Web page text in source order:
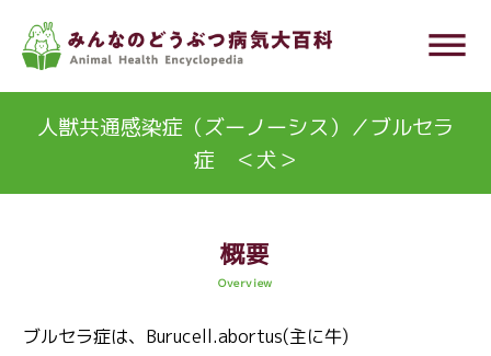
dehaze
人獣共通感染症（ズーノーシス）／ブルセラ
症 ＜犬＞
概要
Overview
ブルセラ症は、Burucell.abortus(主に牛)